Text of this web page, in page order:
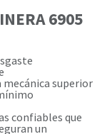
6905
mecánica superior
confiables que
un